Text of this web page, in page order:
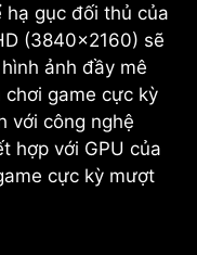
gục đối thủ của
(3840x2160) sẽ
ảnh đầy mê
game cực kỳ
với công nghệ
hợp với GPU của
cực kỳ mượt